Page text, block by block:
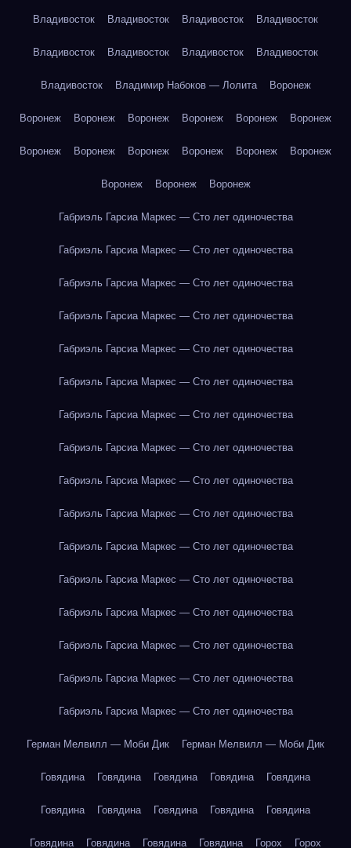
Владивосток Владивосток Владивосток Владивосток
Владивосток Владивосток Владивосток Владивосток
Владивосток Владимир Набоков — Лолита Воронеж
Воронеж Воронеж Воронеж Воронеж Воронеж Воронеж
Воронеж Воронеж Воронеж Воронеж Воронеж Воронеж
Воронеж Воронеж Воронеж
Габриэль Гарсиа Маркес — Сто лет одиночества
Габриэль Гарсиа Маркес — Сто лет одиночества
Габриэль Гарсиа Маркес — Сто лет одиночества
Габриэль Гарсиа Маркес — Сто лет одиночества
Габриэль Гарсиа Маркес — Сто лет одиночества
Габриэль Гарсиа Маркес — Сто лет одиночества
Габриэль Гарсиа Маркес — Сто лет одиночества
Габриэль Гарсиа Маркес — Сто лет одиночества
Габриэль Гарсиа Маркес — Сто лет одиночества
Габриэль Гарсиа Маркес — Сто лет одиночества
Габриэль Гарсиа Маркес — Сто лет одиночества
Габриэль Гарсиа Маркес — Сто лет одиночества
Габриэль Гарсиа Маркес — Сто лет одиночества
Габриэль Гарсиа Маркес — Сто лет одиночества
Габриэль Гарсиа Маркес — Сто лет одиночества
Габриэль Гарсиа Маркес — Сто лет одиночества
Герман Мелвилл — Моби Дик Герман Мелвилл — Моби Дик
Говядина Говядина Говядина Говядина Говядина
Говядина Говядина Говядина Говядина Говядина
Говядина Говядина Говядина Говядина Горох Горох